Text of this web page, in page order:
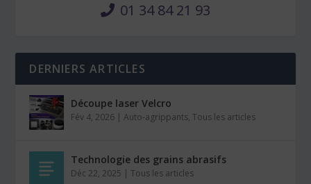
01 34 84 21 93
DERNIERS ARTICLES
Découpe laser Velcro
Fév 4, 2026 |Auto-agrippants,Tous les articles
Technologie des grains abrasifs
Déc 22, 2025 |Tous les articles